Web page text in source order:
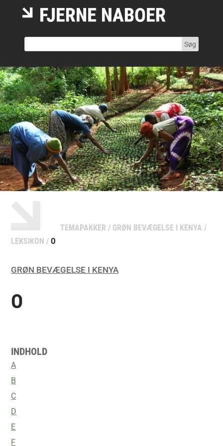
TEMAPAKKER / GRØN BEVÆGELSE I KENYA /
LEKSIKON /O
GRØN BEVÆGELSE I KENYA
O
INDHOLD
A
B
C
D
E
F